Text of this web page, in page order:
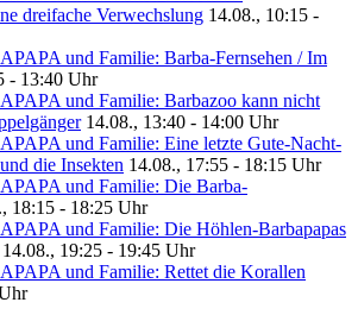
dreifache Verwechslung 14.08., 10:15 -
und Familie: Barba-Fernsehen / Im
- 13:40 Uhr
und Familie: Barbazoo kann nicht
14.08., 13:40 - 14:00 Uhr
und Familie: Eine letzte Gute-Nacht-
die Insekten 14.08., 17:55 - 18:15 Uhr
und Familie: Die Barba-
18:15 - 18:25 Uhr
und Familie: Die Höhlen-Barbapapas
14.08., 19:25 - 19:45 Uhr
und Familie: Rettet die Korallen